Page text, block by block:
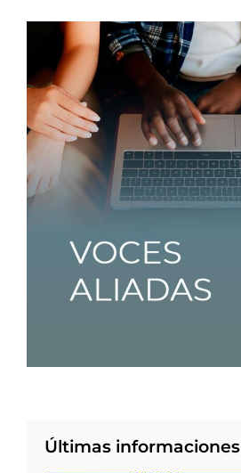
Últimas informaciones